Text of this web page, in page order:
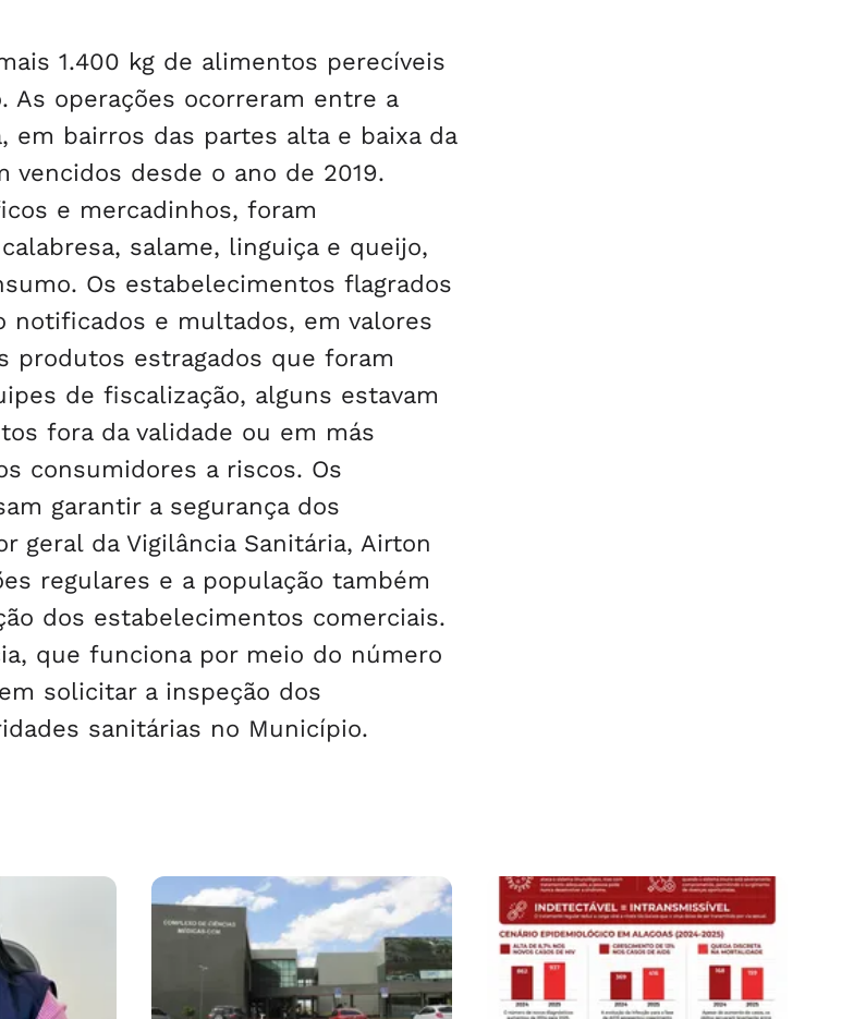
1.400 kg de alimentos perecíveis
As operações ocorreram entre a
bairros das partes alta e baixa da
vencidos desde o ano de 2019.
e mercadinhos, foram
salame, linguiça e queijo,
Os estabelecimentos flagrados
notificados e multados, em valores
produtos estragados que foram
de fiscalização, alguns estavam
fora da validade ou em más
consumidores a riscos. Os
garantir a segurança dos
geral da Vigilância Sanitária, Airton
regulares e a população também
dos estabelecimentos comerciais.
que funciona por meio do número
solicitar a inspeção dos
sanitárias no Município.